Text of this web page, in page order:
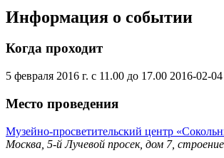
Информация о событии
Когда проходит
5 февраля 2016 г. с 11.00 до 17.00 2016-02-04
Место проведения
Музейно-просветительский центр
Москва, 5-й Лучевой просек, дом 7,